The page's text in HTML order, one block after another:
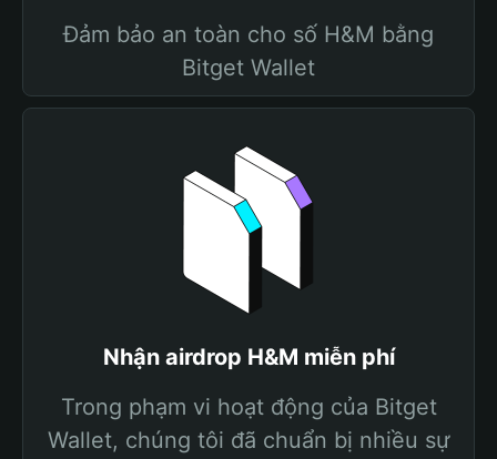
Đảm bảo an toàn cho số H&M bằng
Bitget Wallet
Nhận airdrop H&M miễn phí
Trong phạm vi hoạt động của Bitget
Wallet, chúng tôi đã chuẩn bị nhiều sự